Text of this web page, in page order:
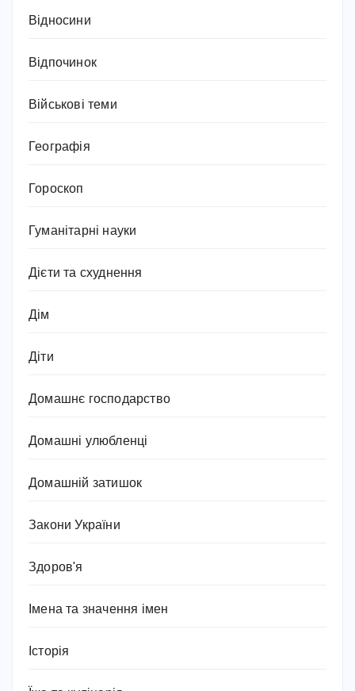
Відносини
Відпочинок
Військові теми
Географія
Гороскоп
Гуманітарні науки
Дієти та схуднення
Дім
Діти
Домашнє господарство
Домашні улюбленці
Домашній затишок
Закони України
Здоров'я
Імена та значення імен
Історія